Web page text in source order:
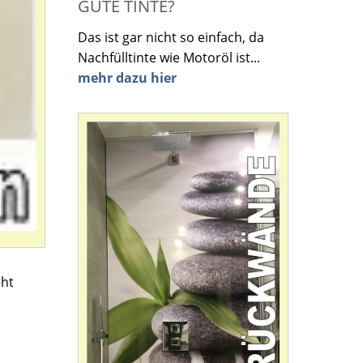
GUTE TINTE?
Das ist gar nicht so einfach, da
Nachfülltinte wie Motoröl ist...
mehr dazu hier